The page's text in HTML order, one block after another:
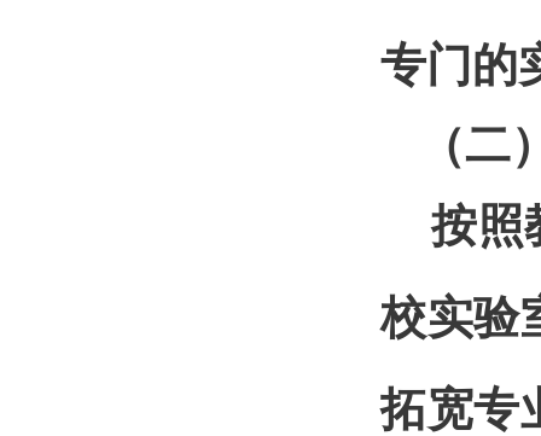
专门的
（
按照
校实验
拓宽专